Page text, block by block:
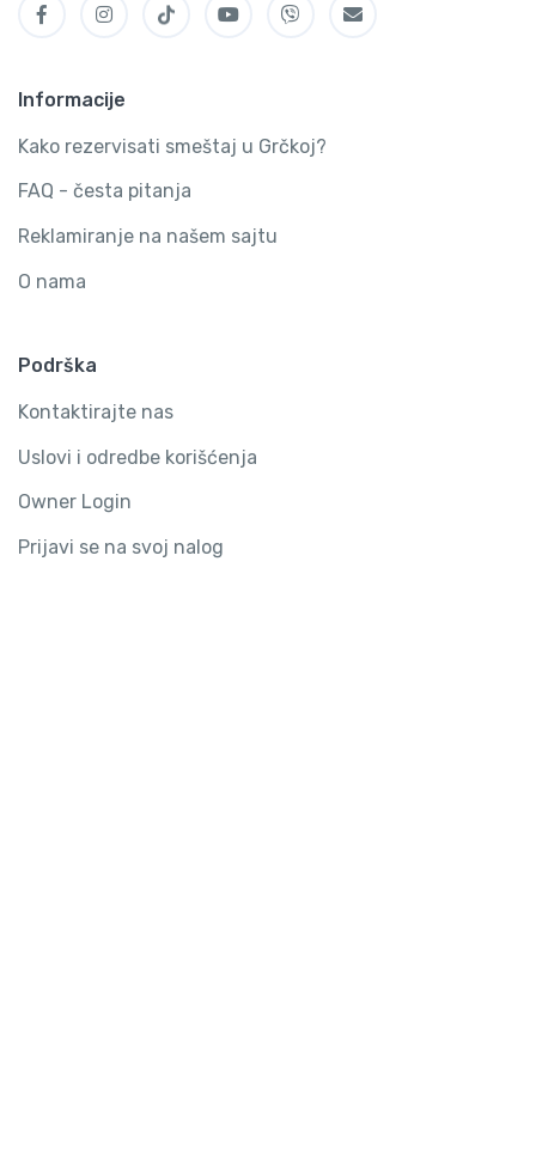
Informacije
Kako rezervisati smeštaj u Grčkoj?
FAQ - česta pitanja
Reklamiranje na našem sajtu
O nama
Podrška
Kontaktirajte nas
Uslovi i odredbe korišćenja
Owner Login
Prijavi se na svoj nalog